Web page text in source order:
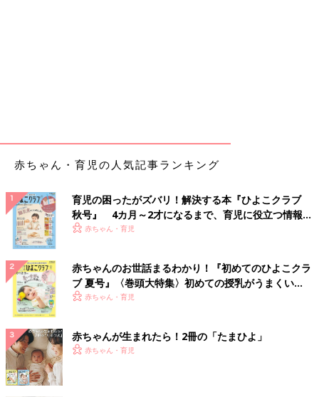
ピカチュウ＆ルンパッパ わくわく！モンポケステージ
赤ちゃん・育児の人気記事ランキング
育児の困ったがズバリ！解決する本『ひよこクラブ
秋号』 4カ月～2才になるまで、育児に役立つ情報が
いっぱい！
赤ちゃん・育児
赤ちゃんのお世話まるわかり！『初めてのひよこクラ
ブ 夏号』〈巻頭大特集〉初めての授乳がうまくい
く！ おっぱい・ミルクの基本と夏のトラブル 解決テ
赤ちゃん・育児
赤ちゃんが生まれたら！2冊の「たまひよ」
赤ちゃん・育児